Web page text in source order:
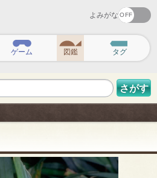
よみがな
ゲーム 図鑑 タグ
さがす